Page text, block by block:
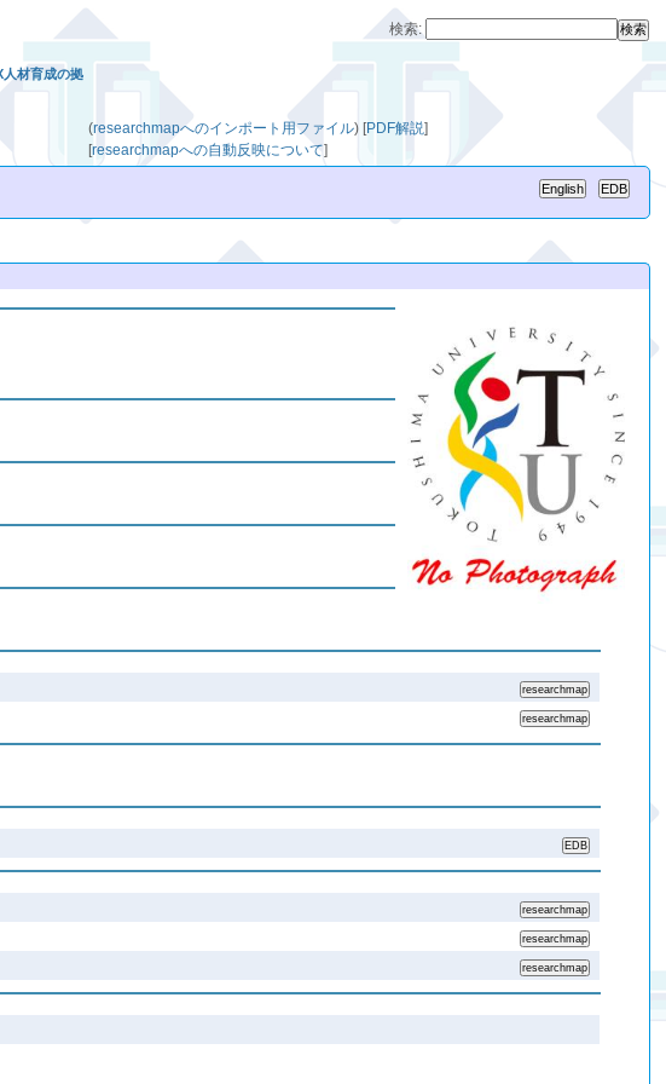
検索:
人材育成の拠
(researchmapへのインポート用ファイル) [PDF解説]
[researchmapへの自動反映について]